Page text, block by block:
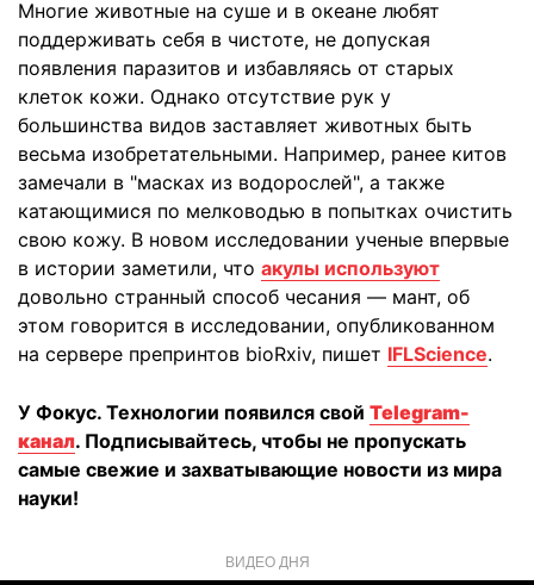
Многие животные на суше и в океане любят
поддерживать себя в чистоте, не допуская
появления паразитов и избавляясь от старых
клеток кожи. Однако отсутствие рук у
большинства видов заставляет животных быть
весьма изобретательными. Например, ранее китов
замечали в "масках из водорослей", а также
катающимися по мелководью в попытках очистить
свою кожу. В новом исследовании ученые впервые
в истории заметили, что акулы используют
довольно странный способ чесания — мант, об
этом говорится в исследовании, опубликованном
на сервере препринтов bioRxiv, пишет IFLScience.
У Фокус. Технологии появился свой Telegram-
канал. Подписывайтесь, чтобы не пропускать
самые свежие и захватывающие новости из мира
науки!
ВИДЕО ДНЯ